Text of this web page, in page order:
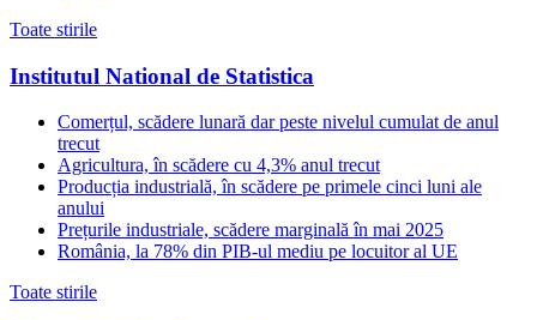
Toate stirile
Institutul National de Statistica
Comerțul, scădere lunară dar peste nivelul cumulat de anul
trecut
Agricultura, în scădere cu 4,3% anul trecut
Producția industrială, în scădere pe primele cinci luni ale
anului
Prețurile industriale, scădere marginală în mai 2025
România, la 78% din PIB-ul mediu pe locuitor al UE
Toate stirile